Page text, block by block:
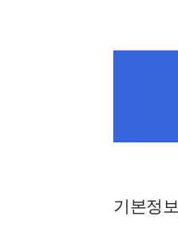
기본정보